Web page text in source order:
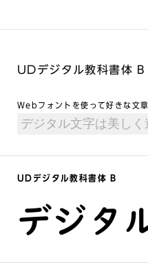
UDデジタル教科書体 B
Webフォントを使って好きな文
UDデジタル教科書体 B
デジタ